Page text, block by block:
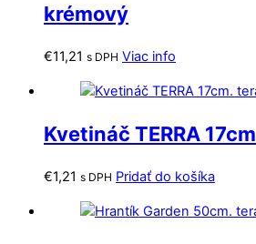
krémový
€11,21 s DPH Viac info
Kvetináč TERRA
€1,21 s DPH Pridať do košíka